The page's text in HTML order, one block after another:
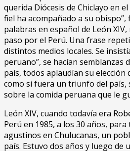
querida Diócesis de Chiclayo en
fiel ha acompañado a su
palabras en español de León
paso por el Perú. Una frase
distintos medios locales. Se
peruano”, se hacían semblanzas
país, todos aplaudían su elección
como si fuera un triunfo del país,
sobre la comida peruana que le
León XIV, cuando todavía era
Perú en 1985, a los 30 años,
agustinos en Chulucanas, un
país. Estuvo dos años y luego de